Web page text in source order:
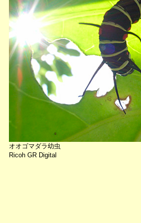
オオゴマダラ幼虫
Ricoh GR Digital